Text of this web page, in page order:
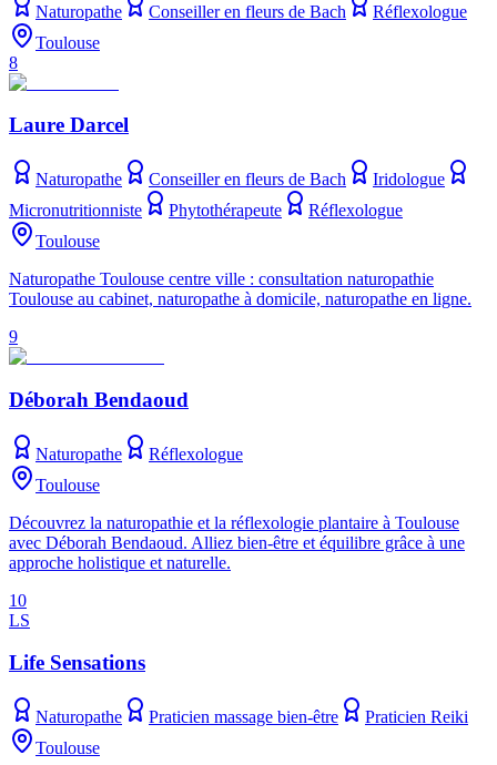
Naturopathe Conseiller en fleurs de Bach
Réflexologue
Toulouse
8
Laure Darcel
Naturopathe Conseiller en fleurs de Bach
Iridologue
Micronutritionniste
Phytothérapeute
Réflexologue
Toulouse
Naturopathe Toulouse centre ville : consultation naturopathie
Toulouse au cabinet, naturopathe à domicile, naturopathe en ligne.
9
Déborah Bendaoud
Naturopathe
Réflexologue
Toulouse
Découvrez la naturopathie et la réflexologie plantaire à Toulouse
avec Déborah Bendaoud. Alliez bien-être et équilibre grâce à une
approche holistique et naturelle.
10
LS
Life Sensations
Naturopathe Praticien massage bien-être
Praticien Reiki
Toulouse